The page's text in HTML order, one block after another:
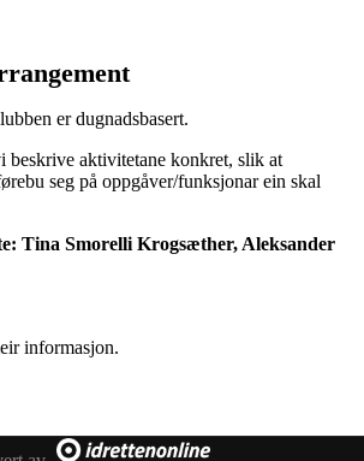
er dugnadsbasert.
beskrive aktivitetane konkret, slik at
seg på oppgåver/funksjonar ein skal
Tina Smorelli Krogsæther, Aleksander
informasjon.